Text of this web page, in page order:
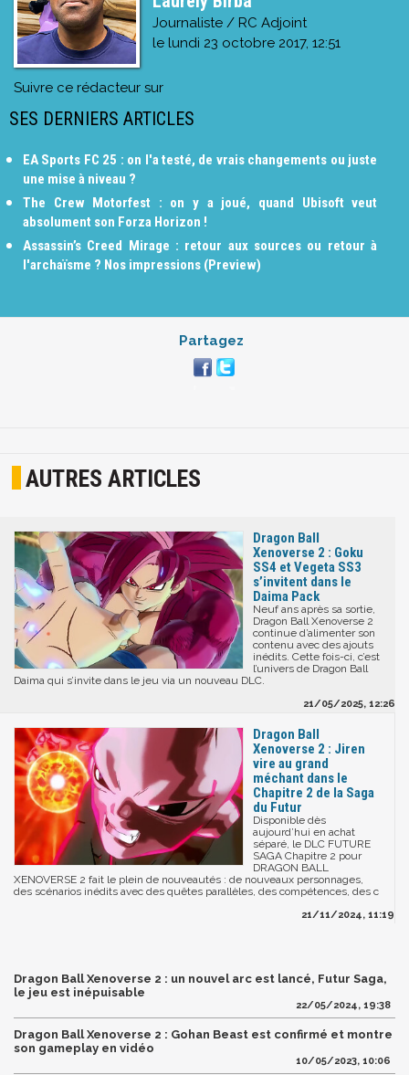
Journaliste / RC Adjoint
le lundi 23 octobre 2017, 12:51
Suivre ce rédacteur sur
SES DERNIERS ARTICLES
EA Sports FC 25 : on l'a testé, de vrais changements ou juste
une mise à niveau ?
The Crew Motorfest : on y a joué, quand Ubisoft veut
absolument son Forza Horizon !
Assassin’s Creed Mirage : retour aux sources ou retour à
l'archaïsme ? Nos impressions (Preview)
Partagez
AUTRES ARTICLES
Dragon Ball
Xenoverse 2 : Goku
SS4 et Vegeta SS3
s’invitent dans le
Daima Pack
Neuf ans après sa sortie,
Dragon Ball Xenoverse 2
continue d’alimenter son
contenu avec des ajouts
inédits. Cette fois-ci, c’est
l’univers de Dragon Ball
Daima qui s’invite dans le jeu via un nouveau DLC.
21/05/2025, 12:26
Dragon Ball
Xenoverse 2 : Jiren
vire au grand
méchant dans le
Chapitre 2 de la Saga
du Futur
Disponible dès
aujourd’hui en achat
séparé, le DLC FUTURE
SAGA Chapitre 2 pour
DRAGON BALL
XENOVERSE 2 fait le plein de nouveautés : de nouveaux personnages,
des scénarios inédits avec des quêtes parallèles, des compétences, des c
21/11/2024, 11:19
Dragon Ball Xenoverse 2 : un nouvel arc est lancé, Futur Saga,
le jeu est inépuisable
22/05/2024, 19:38
Dragon Ball Xenoverse 2 : Gohan Beast est confirmé et montre
son gameplay en vidéo
10/05/2023, 10:06